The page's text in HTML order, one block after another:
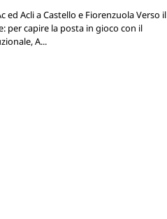
ed Acli a Castello e Fiorenzuola Verso il
per capire la posta in gioco con il
A...